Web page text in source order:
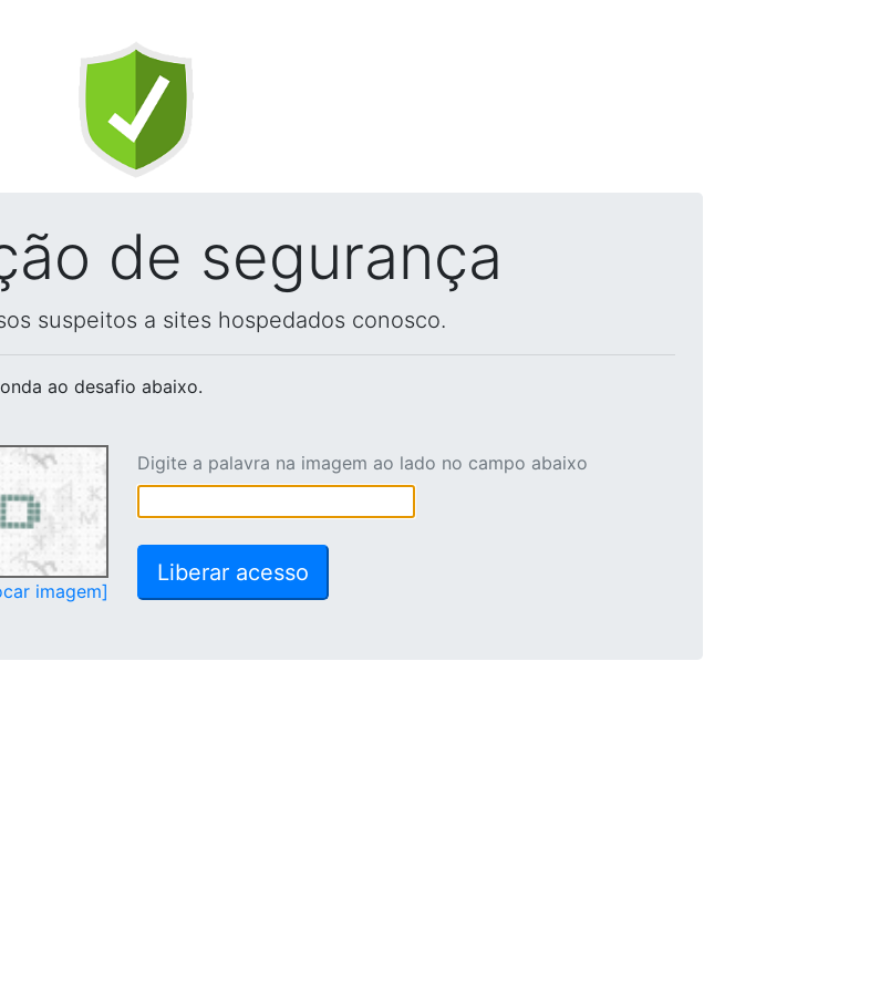
de segurança
suspeitos a sites hospedados conosco.
ao desafio abaixo.
imagem]
Digite a palavra na imagem ao lado no campo abaixo